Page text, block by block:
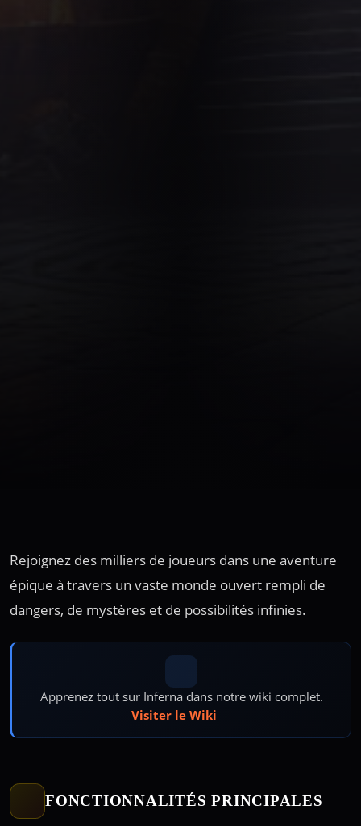
Rejoignez des milliers de joueurs dans une aventure
épique à travers un vaste monde ouvert rempli de
dangers, de mystères et de possibilités infinies.
Apprenez tout sur Inferna dans notre wiki complet.
Visiter le Wiki
FONCTIONNALITÉS PRINCIPALES